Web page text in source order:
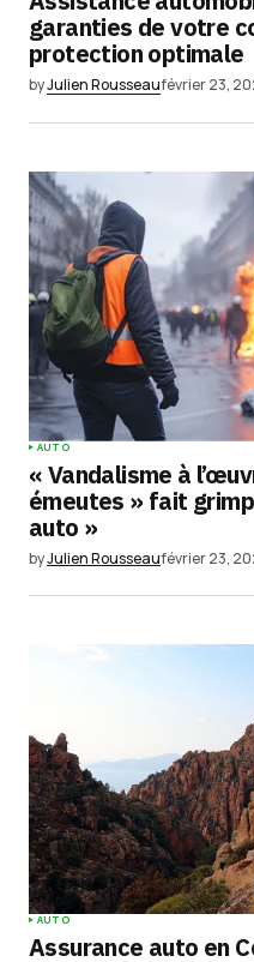
garanties de votre
protection optimale
byJulien Rousseaufévrier 23,
AUTO
« Vandalisme à
émeutes » fait
auto »
byJulien Rousseaufévrier 23,
AUTO
Assurance auto en